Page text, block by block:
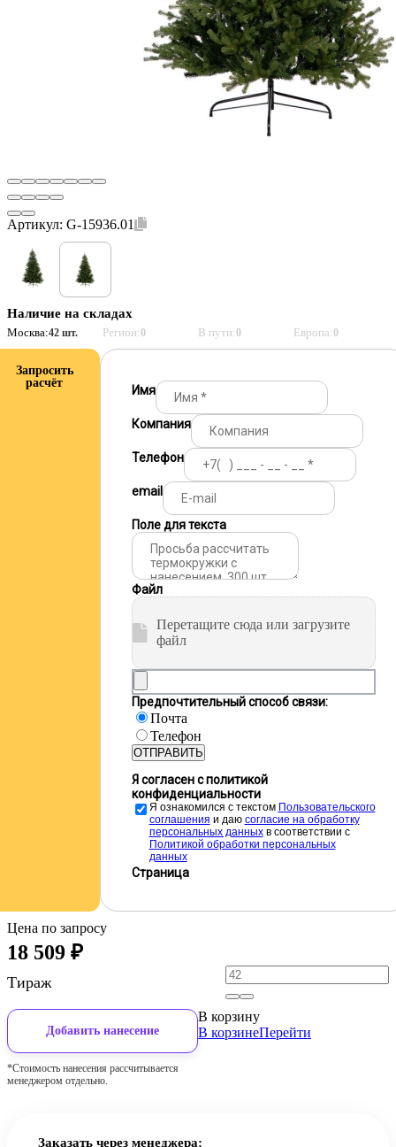
Артикул: G-15936.01
Наличие на складах
Москва:42 шт. Регион:0 В пути:0 Европа:0
Запросить
расчёт
Имя
Компания
Телефон
email
Поле для текста
Файл
Перетащите сюда или загрузите
файл
Предпочтительный способ связи:
Почта
Телефон
ОТПРАВИТЬ
Я согласен с политикой
конфиденциальности
Я ознакомился с текстом Пользовательского
соглашения и даю cогласие на обработку
персональных данныхв соответствии с
Политикой обработки персональных
данных
Страница
Цена по запросу
18 509 ₽
Тираж
Добавить нанесение
*Стоимость нанесения рассчитывается
менеджером отдельно.
В корзину
В корзинеПерейти
Заказать через менеджера: